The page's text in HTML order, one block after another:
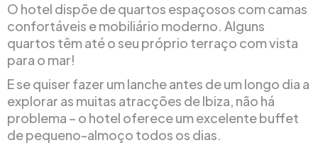
O hotel dispõe de quartos espaçosos com camas
confortáveis e mobiliário moderno. Alguns
quartos têm até o seu próprio terraço com vista
para o mar!
E se quiser fazer um lanche antes de um longo dia a
explorar as muitas atracções de Ibiza, não há
problema – o hotel oferece um excelente buffet
de pequeno-almoço todos os dias.